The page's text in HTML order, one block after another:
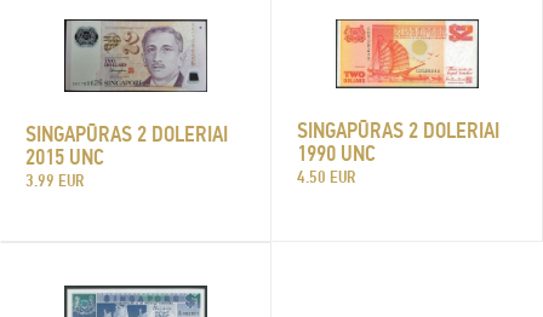
SINGAPŪRAS 2 DOLERIAI
2015 UNC
3.99 EUR
SINGAPŪRAS 2 DOLERIAI
1990 UNC
4.50 EUR